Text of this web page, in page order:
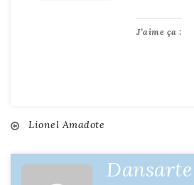
J’aime ça :
Navigation
de
Lionel Amadote
Dansarte